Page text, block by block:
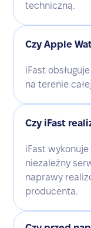
techniczną.
Czy Apple
iFast
na terenie
Czy iFast
iFast
niezależny
naprawy
producenta.